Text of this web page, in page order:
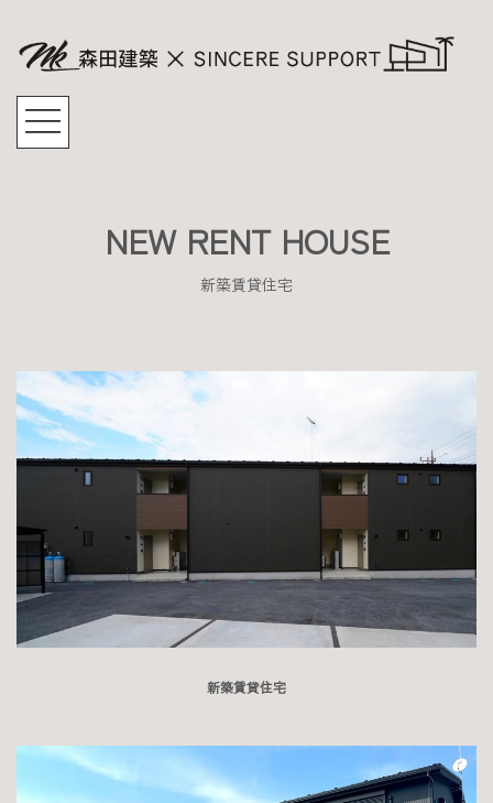
NEW RENT HOUSE
新築賃貸住宅
新築賃貸住宅